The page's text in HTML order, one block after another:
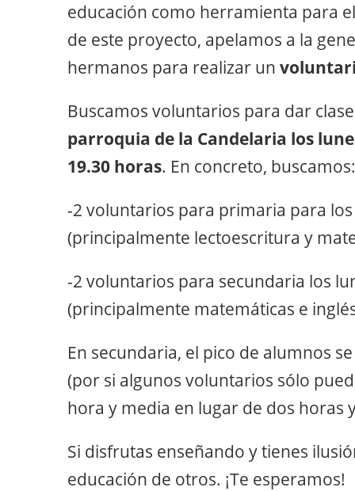
educación como herramienta para
de este proyecto, apelamos a la
hermanos para realizar un
Buscamos voluntarios para dar
parroquia de la Candelaria los
19.30 horas. En concreto, buscamos:
-2 voluntarios para primaria para
(principalmente lectoescritura y
-2 voluntarios para secundaria los
(principalmente matemáticas e
En secundaria, el pico de alumnos
(por si algunos voluntarios sólo
hora y media en lugar de dos horas
Si disfrutas enseñando y tienes
educación de otros. ¡Te esperamos!